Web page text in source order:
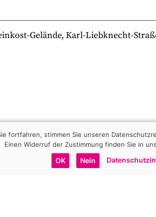
Gelände, Karl-Liebknecht-
fortfahren, stimmen Sie unseren
Einen Widerruf der Zustimmung finden Sie in
OK Nein